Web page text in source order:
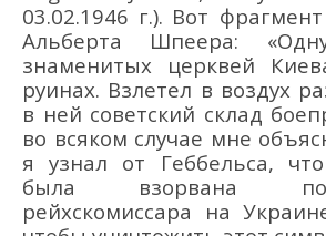
03.02.1946 г.). Вот ф
Альберта Шпеера: «О
знаменитых церквей
руинах. Взлетел в воздух
в ней советский склад
во всяком случае мне
я узнал от Геббельса,
была взорвана
рейхскомиссара на